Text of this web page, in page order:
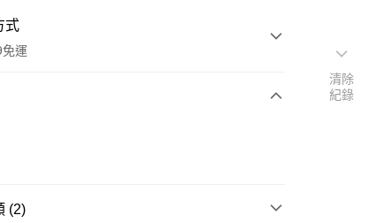
式
運
(2)
清除
紀錄